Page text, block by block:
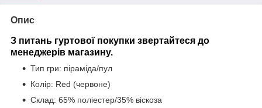
Опис
З питань гуртової покупки звертайтеся до
менеджерів магазину.
Тип гри: піраміда/пул
Колір: Red (червоне)
Склад: 65% поліестер/35% віскоза